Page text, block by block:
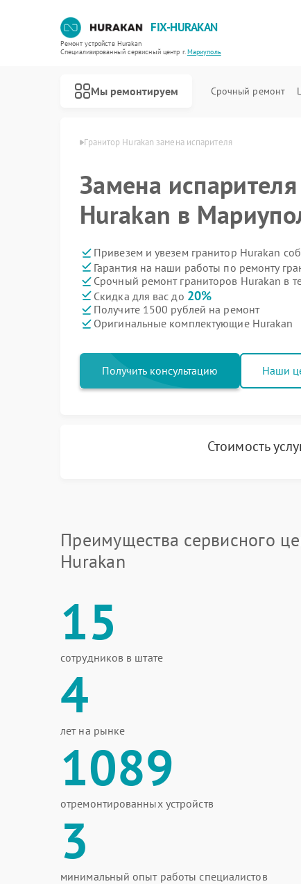
FIX-HURAKAN
Ремонт устройств Hurakan
Специализированный cервисный центр г.Мариуполь
Мы ремонтируем Срочный ремонт
в Мариуполе Гранитор Hurakan замена испарителя
Замена
Hurakan в
Привезем и увезем гранитор Hurakan
Гарантия на наши работы по ремонту
Срочный ремонт граниторов Hurakan в
Скидка для вас до 20%
Получите 1500 рублей на ремонт
Оригинальные комплектующие Hurakan
Получить консультацию Наши
Стоимость
Преимущества сервисного
Hurakan
15
сотрудников в штате
4
лет на рынке
1089
отремонтированных устройств
3
минимальный опыт работы специалистов